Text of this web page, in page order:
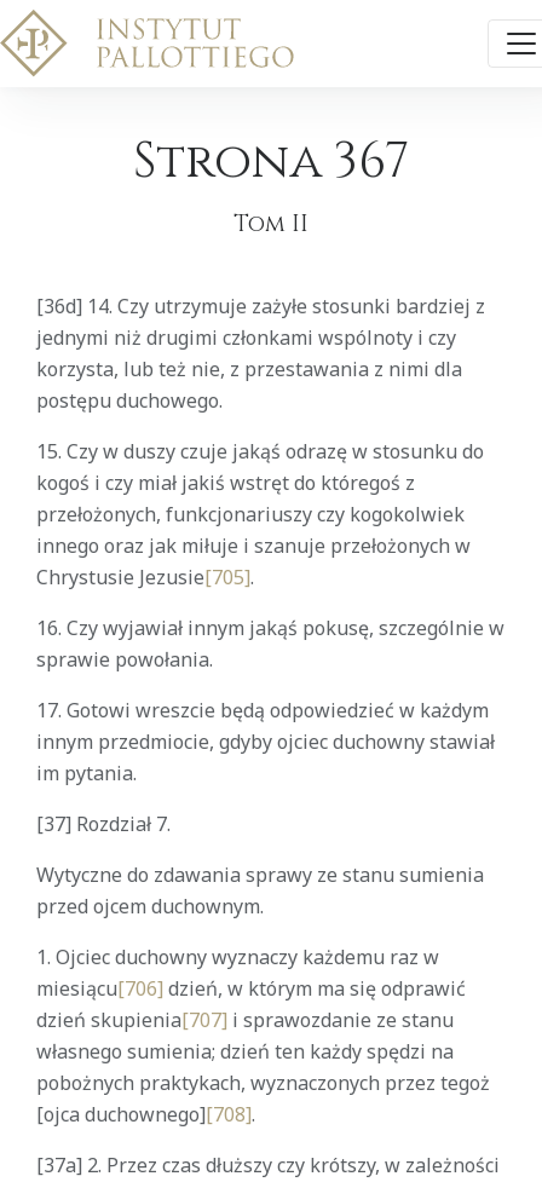
Strona 367
Tom II
[36d] 14. Czy utrzymuje zażyłe stosunki bardziej z
jednymi niż drugimi członkami wspólnoty i czy
korzysta, lub też nie, z przestawania z nimi dla
postępu duchowego.
15. Czy w duszy czuje jakąś odrazę w stosunku do
kogoś i czy miał jakiś wstręt do któregoś z
przełożonych, funkcjonariuszy czy kogokolwiek
innego oraz jak miłuje i szanuje przełożonych w
Chrystusie Jezusie[705].
16. Czy wyjawiał innym jakąś pokusę, szczególnie w
sprawie powołania.
17. Gotowi wreszcie będą odpowiedzieć w każdym
innym przedmiocie, gdyby ojciec duchowny stawiał
im pytania.
[37] Rozdział 7.
Wytyczne do zdawania sprawy ze stanu sumienia
przed ojcem duchownym.
1. Ojciec duchowny wyznaczy każdemu raz w
miesiącu[706] dzień, w którym ma się odprawić
dzień skupienia[707] i sprawozdanie ze stanu
własnego sumienia; dzień ten każdy spędzi na
pobożnych praktykach, wyznaczonych przez tegoż
[ojca duchownego][708].
[37a] 2. Przez czas dłuższy czy krótszy, w zależności